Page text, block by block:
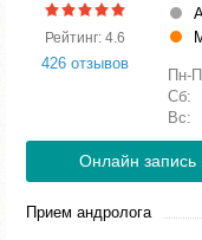
Рейтинг: 4.6
426 отзывов
Пн-
Сб:
Вс:
Онлайн запись
Прием андролога